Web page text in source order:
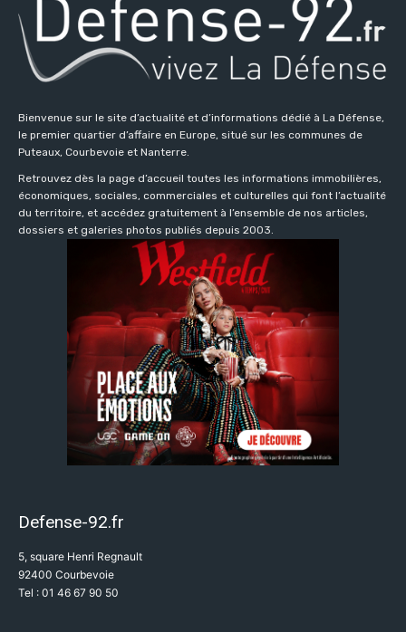
Bienvenue sur le site d’actualité et d’informations dédié à La Défense,
le premier quartier d’affaire en Europe, situé sur les communes de
Puteaux, Courbevoie et Nanterre.
Retrouvez dès la page d’accueil toutes les informations immobilières,
économiques, sociales, commerciales et culturelles qui font l’actualité
du territoire, et accédez gratuitement à l’ensemble de nos articles,
dossiers et galeries photos publiés depuis 2003.
Defense-92.fr
5, square Henri Regnault
92400 Courbevoie
Tel : 01 46 67 90 50